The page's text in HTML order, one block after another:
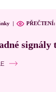
| PŘEČTENÍ:
signály